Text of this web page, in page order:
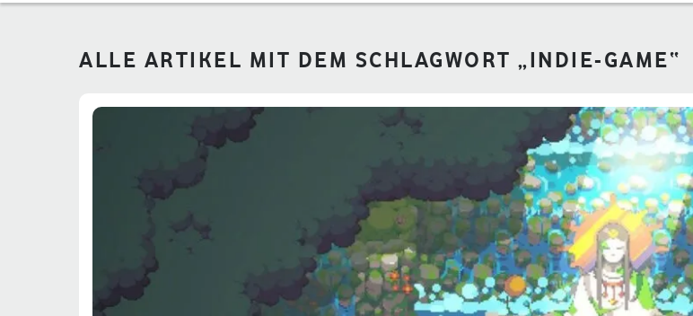
ALLE ARTIKEL MIT DEM SCHLAGWORT „INDIE-GAME“